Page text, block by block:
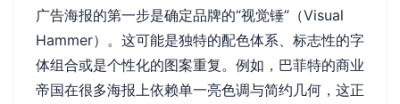
广告海报的第一步是确定品牌的“视觉锤”（Visual
Hammer）。这可能是独特的配色体系、标志性的字
体组合或是个性化的图案重复。例如，巴菲特的商业
帝国在很多海报上依赖单一亮色调与简约几何，这正